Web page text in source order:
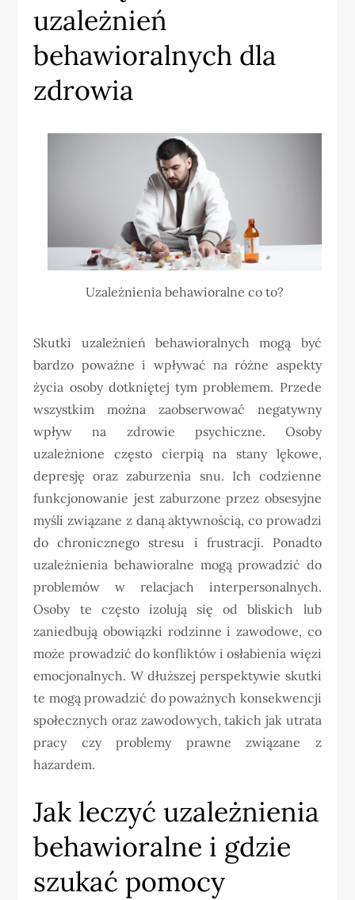
uzależnień
behawioralnych dla
zdrowia
Uzależnienia behawioralne co to?
Skutki uzależnień behawioralnych mogą być
bardzo poważne i wpływać na różne aspekty
życia osoby dotkniętej tym problemem. Przede
wszystkim można zaobserwować negatywny
wpływ na zdrowie psychiczne. Osoby
uzależnione często cierpią na stany lękowe,
depresję oraz zaburzenia snu. Ich codzienne
funkcjonowanie jest zaburzone przez obsesyjne
myśli związane z daną aktywnością, co prowadzi
do chronicznego stresu i frustracji. Ponadto
uzależnienia behawioralne mogą prowadzić do
problemów w relacjach interpersonalnych.
Osoby te często izolują się od bliskich lub
zaniedbują obowiązki rodzinne i zawodowe, co
może prowadzić do konfliktów i osłabienia więzi
emocjonalnych. W dłuższej perspektywie skutki
te mogą prowadzić do poważnych konsekwencji
społecznych oraz zawodowych, takich jak utrata
pracy czy problemy prawne związane z
hazardem.
Jak leczyć uzależnienia
behawioralne i gdzie
szukać pomocy